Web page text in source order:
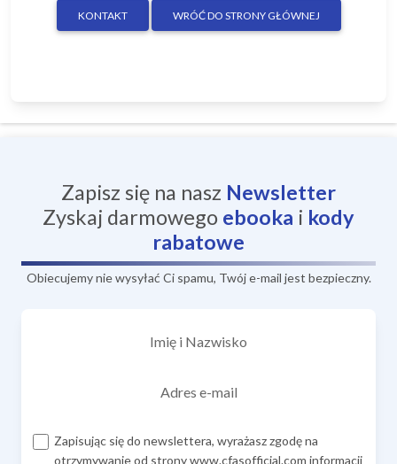
KONTAKT WRÓĆ DO STRONY GŁÓWNEJ
Zapisz się na nasz Newsletter
Zyskaj darmowego ebooka i kody
rabatowe
Obiecujemy nie wysyłać Ci spamu, Twój e-mail jest bezpieczny.
Imię i Nazwisko
Adres e-mail
Zapisując się do newslettera, wyrażasz zgodę na
otrzymywanie od strony www.cfasofficial.com informacji